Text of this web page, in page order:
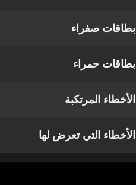
بطاقات صفراء
بطاقات حمراء
الأخطاء المرتكبة
الأخطاء التي تعرض لها